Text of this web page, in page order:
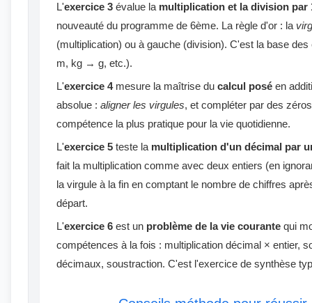
L'exercice 3 évalue la multiplication et la division par
nouveauté du programme de 6ème. La règle d'or : la
(multiplication) ou à gauche (division). C'est la base
m, kg → g, etc.).
L'exercice 4mesure la maîtrise du calcul posé en
absolue : aligner les virgules, et compléter par des
compétence la plus pratique pour la vie quotidienne.
L'exercice 5 teste la multiplication d'un décimal par
fait la multiplication comme avec deux entiers (en
la virgule à la fin en comptant le nombre de chiffres
départ.
L'exercice 6 est un problème de la vie courante qui
compétences à la fois : multiplication décimal × entier,
décimaux, soustraction. C'est l'exercice de synthèse